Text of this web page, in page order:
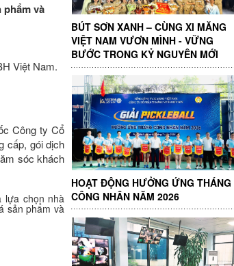
phẩm và
Việt Nam.
Công ty Cổ
cấp, gói dịch
sóc khách
lựa chọn nhà
sản phẩm và
BÚT SƠN XANH – CÙNG XI MĂNG
VIỆT NAM VƯƠN MÌNH - VỮNG
BƯỚC TRONG KỶ NGUYÊN MỚI
HOẠT ĐỘNG HƯỞNG ỨNG THÁNG
CÔNG NHÂN NĂM 2026